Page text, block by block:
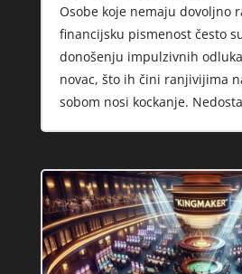
Osobe koje nemaju dovoljno
financijsku pismenost često
donošenju impulzivnih
novac, što ih čini ranjivijima
sobom nosi kockanje.